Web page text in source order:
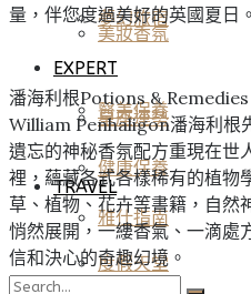
美妝香氛
醫美保養
TRAVEL
度假天堂
夢幻旅宿
EXPERT
星座運勢
健康保養
雅仕指南
量，伴您度過美好的英國夏日。
潘海利根Potions &
William Penhaligon潘海利根
遺忘的神秘香氛配方重現在世
裡，蘊藏各式各樣稀有的植物
草、植物、花卉等書籍，自然
悄然展開，一縷香氣、一滴處
信和決心的奇趣幻境。